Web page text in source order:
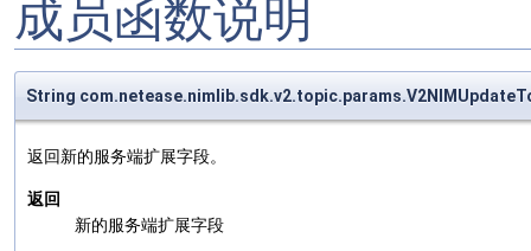
成员函数说明
String
返回新的服务端扩展字段。
返回
新的服务端扩展字段